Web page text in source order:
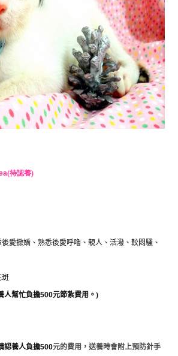
(待認養)
愛撒嬌、熟悉後愛呼嚕、親人、活潑、較悶騷、
斑
人幫忙負擔500元節紮費用。 )
認養人負擔500元的費用，送養時會附上預防針手